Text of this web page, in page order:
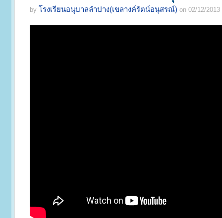
by โรงเรียนอนุบาลลำปาง(เขลางค์รัตน์อนุสรณ์) on 02/12/